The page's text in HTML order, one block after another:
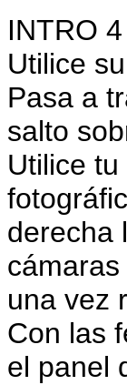
INTRO 4
Utilice
Pasa a
salto
Utilice
derecha
una vez
Con las
el panel